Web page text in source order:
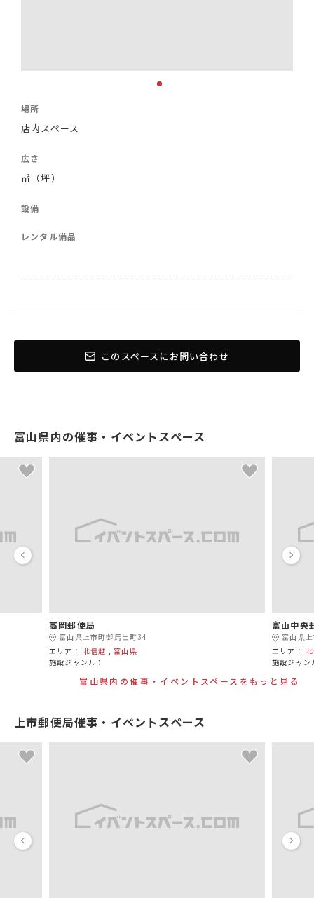
場所
店内スペース
広さ
㎡（坪）
設備
レンタル備品
このスペースにお問い合わせ
富山県内の催事・イベントスペース
高岡郵便局
富山県上市町御馬出町34
エリア： 北信越 , 富山県
施設ジャンル：
富山中央
富山県
エリア：
施設ジャン
富山県内の催事・イベントスペースをもっと見る
上市郵便局催事・イベントスペース